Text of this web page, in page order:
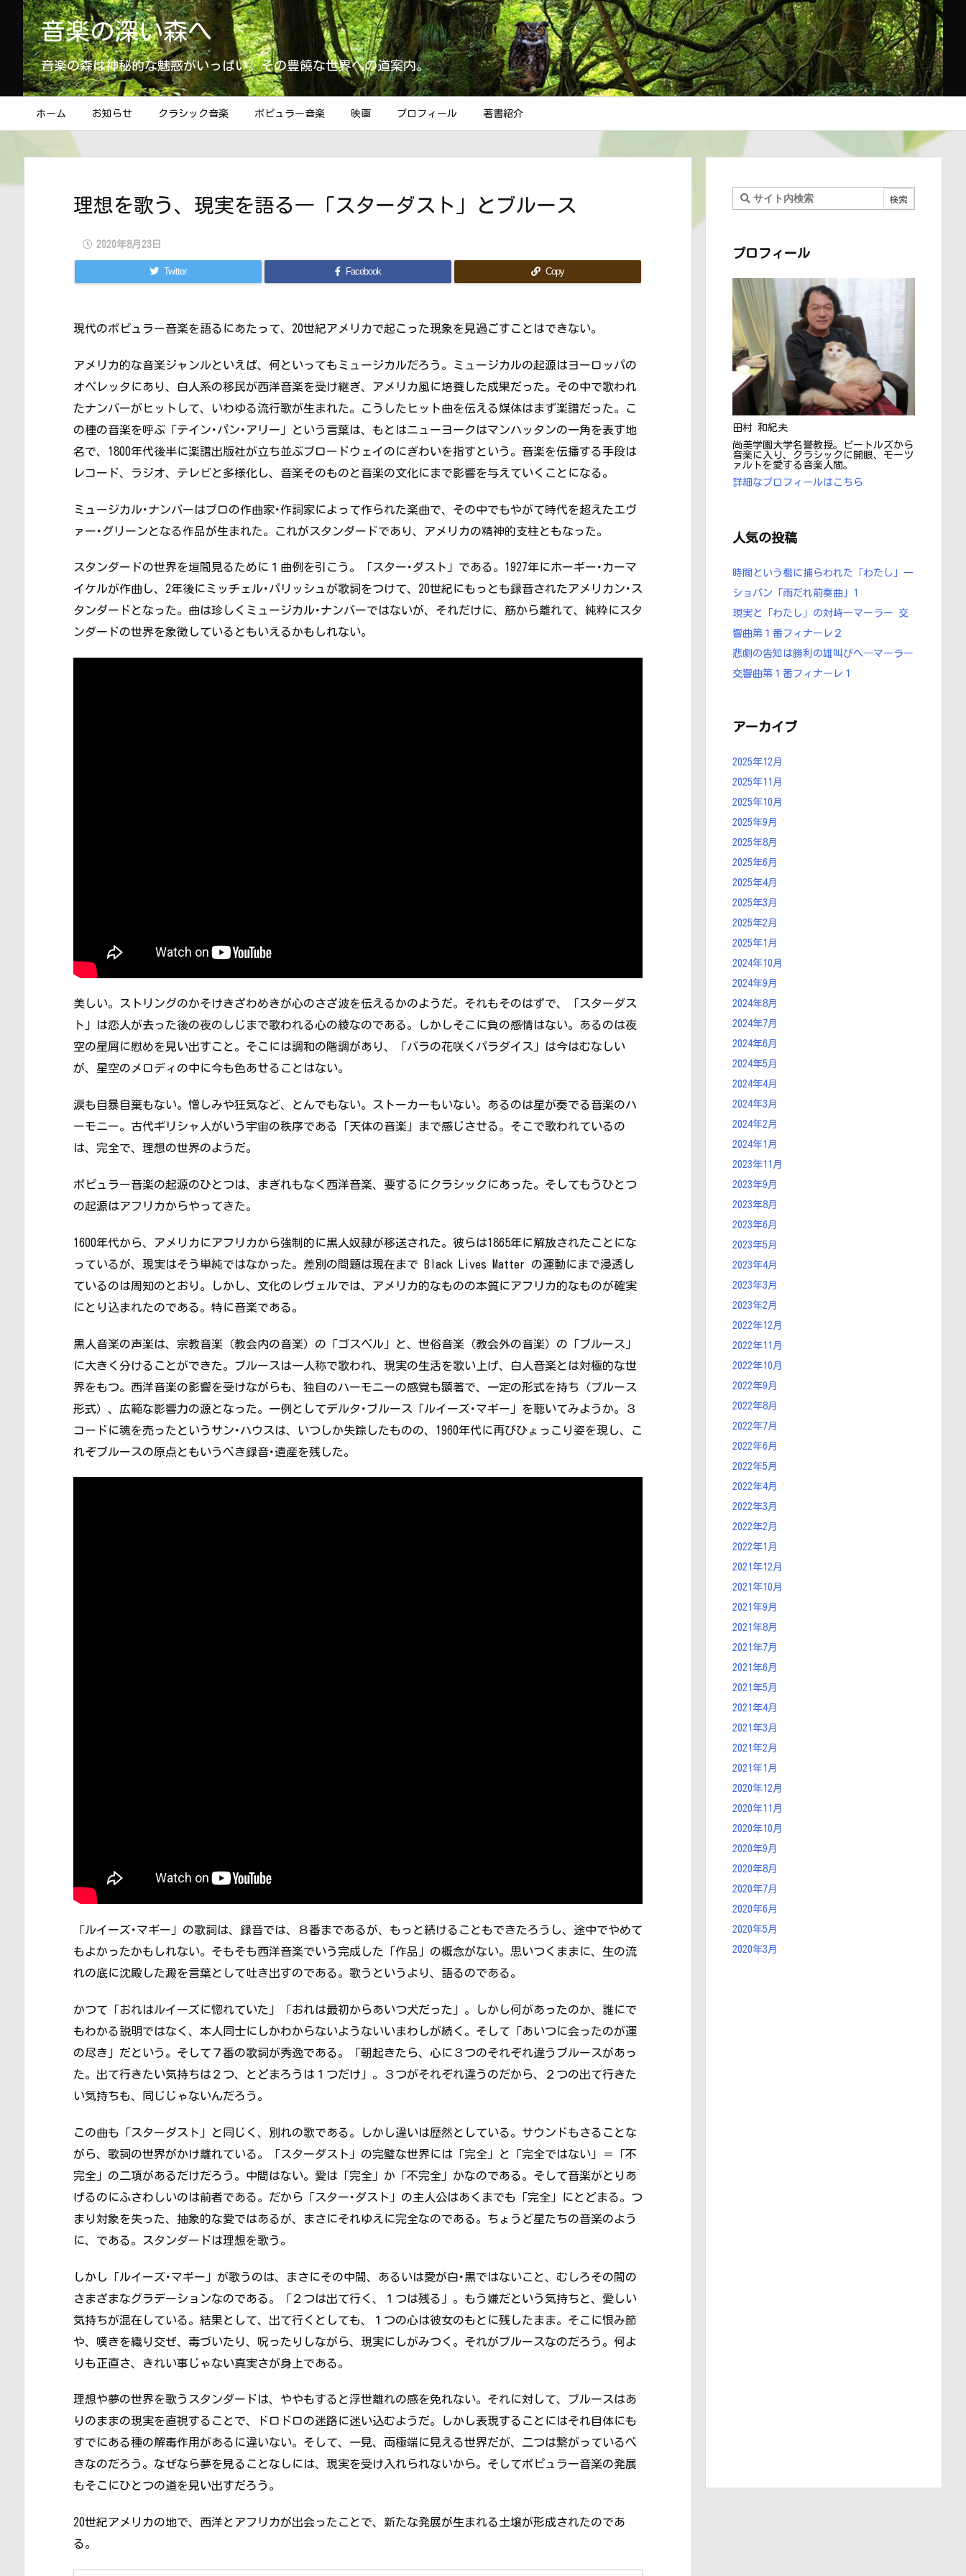
音楽の深い森へ
音楽の森は神秘的な魅惑がいっぱい。その豊饒な世界への道案内。
ホーム お知らせ クラシック音楽 ポピュラー音楽 映画 プロフィール 著書紹介
理想を歌う、現実を語る―「スターダスト」とブルース
2020年8月23日
Twitter Facebook Copy
現代のポピュラー音楽を語るにあたって、20世紀アメリカで起こった現象を見過ごすことはできない。
アメリカ的な音楽ジャンルといえば、何といってもミュージカルだろう。ミュージカルの起源はヨーロッパの
オペレッタにあり、白人系の移民が西洋音楽を受け継ぎ、アメリカ風に培養した成果だった。その中で歌われ
たナンバーがヒットして、いわゆる流行歌が生まれた。こうしたヒット曲を伝える媒体はまず楽譜だった。こ
の種の音楽を呼ぶ「テイン･パン･アリー」という言葉は、もとはニューヨークはマンハッタンの一角を表す地
名で、1800年代後半に楽譜出版社が立ち並ぶブロードウェイのにぎわいを指すという。音楽を伝播する手段は
レコード、ラジオ、テレビと多様化し、音楽そのものと音楽の文化にまで影響を与えていくことになる。
ミュージカル･ナンバーはプロの作曲家･作詞家によって作られた楽曲で、その中でもやがて時代を超えたエヴ
ァー･グリーンとなる作品が生まれた。これがスタンダードであり、アメリカの精神的支柱ともなった。
スタンダードの世界を垣間見るために１曲例を引こう。「スター･ダスト」である。1927年にホーギー･カーマ
イケルが作曲し、2年後にミッチェル･パリッシュが歌詞をつけて、20世紀にもっとも録音されたアメリカン･ス
タンダードとなった。曲は珍しくミュージカル･ナンバーではないが、それだけに、筋から離れて、純粋にスタ
ンダードの世界を象徴しているともいえるかもしれない。
美しい。ストリングのかそけきざわめきが心のさざ波を伝えるかのようだ。それもそのはずで、「スターダス
ト」は恋人が去った後の夜のしじまで歌われる心の綾なのである。しかしそこに負の感情はない。あるのは夜
空の星屑に慰めを見い出すこと。そこには調和の階調があり、「バラの花咲くパラダイス」は今はむなしい
が、星空のメロディの中に今も色あせることはない。
涙も自暴自棄もない。憎しみや狂気など、とんでもない。ストーカーもいない。あるのは星が奏でる音楽のハ
ーモニー。古代ギリシャ人がいう宇宙の秩序である「天体の音楽」まで感じさせる。そこで歌われているの
は、完全で、理想の世界のようだ。
ポピュラー音楽の起源のひとつは、まぎれもなく西洋音楽、要するにクラシックにあった。そしてもうひとつ
の起源はアフリカからやってきた。
1600年代から、アメリカにアフリカから強制的に黒人奴隷が移送された。彼らは1865年に解放されたことにな
っているが、現実はそう単純ではなかった。差別の問題は現在まで Black Lives Matter の運動にまで浸透し
ているのは周知のとおり。しかし、文化のレヴェルでは、アメリカ的なものの本質にアフリカ的なものが確実
にとり込まれたのである。特に音楽である。
黒人音楽の声楽は、宗教音楽（教会内の音楽）の「ゴスペル」と、世俗音楽（教会外の音楽）の「ブルース」
に大きく分けることができた。ブルースは一人称で歌われ、現実の生活を歌い上げ、白人音楽とは対極的な世
界をもつ。西洋音楽の影響を受けながらも、独自のハーモニーの感覚も顕著で、一定の形式を持ち（ブルース
形式）、広範な影響力の源となった。一例としてデルタ･ブルース「ルイーズ･マギー」を聴いてみようか。３
コードに魂を売ったというサン･ハウスは、いつしか失踪したものの、1960年代に再びひょっこり姿を現し、こ
れぞブルースの原点ともいうべき録音･遺産を残した。
「ルイーズ･マギー」の歌詞は、録音では、８番まであるが、もっと続けることもできたろうし、途中でやめて
もよかったかもしれない。そもそも西洋音楽でいう完成した「作品」の概念がない。思いつくままに、生の流
れの底に沈殿した澱を言葉として吐き出すのである。歌うというより、語るのである。
かつて「おれはルイーズに惚れていた」「おれは最初からあいつ犬だった」。しかし何があったのか、誰にで
もわかる説明ではなく、本人同士にしかわからないようないいまわしが続く。そして「あいつに会ったのが運
の尽き」だという。そして７番の歌詞が秀逸である。「朝起きたら、心に３つのそれぞれ違うブルースがあっ
た。出て行きたい気持ちは２つ、とどまろうは１つだけ」。３つがそれぞれ違うのだから、２つの出て行きた
い気持ちも、同じじゃないんだろう。
この曲も「スターダスト」と同じく、別れの歌である。しかし違いは歴然としている。サウンドもさることな
がら、歌詞の世界がかけ離れている。「スターダスト」の完璧な世界には「完全」と「完全ではない」＝「不
完全」の二項があるだけだろう。中間はない。愛は「完全」か「不完全」かなのである。そして音楽がとりあ
げるのにふさわしいのは前者である。だから「スター･ダスト」の主人公はあくまでも「完全」にとどまる。つ
まり対象を失った、抽象的な愛ではあるが、まさにそれゆえに完全なのである。ちょうど星たちの音楽のよう
に、である。スタンダードは理想を歌う。
しかし「ルイーズ･マギー」が歌うのは、まさにその中間、あるいは愛が白･黒ではないこと、むしろその間の
さまざまなグラデーションなのである。「２つは出て行く、１つは残る」。もう嫌だという気持ちと、愛しい
気持ちが混在している。結果として、出て行くとしても、１つの心は彼女のもとに残したまま。そこに恨み節
や、嘆きを織り交ぜ、毒づいたり、呪ったりしながら、現実にしがみつく。それがブルースなのだろう。何よ
りも正直さ、きれい事じゃない真実さが身上である。
理想や夢の世界を歌うスタンダードは、ややもすると浮世離れの感を免れない。それに対して、ブルースはあ
りのままの現実を直視することで、ドロドロの迷路に迷い込むようだ。しかし表現することにはそれ自体にも
すでにある種の解毒作用があるに違いない。そして、一見、両極端に見える世界だが、二つは繋がっているべ
きなのだろう。なぜなら夢を見ることなしには、現実を受け入れられないから。そしてポピュラー音楽の発展
もそこにひとつの道を見い出すだろう。
20世紀アメリカの地で、西洋とアフリカが出会ったことで、新たな発展が生まれる土壌が形成されたのであ
る。
プロフィール
田村 和紀夫
尚美学園大学名誉教授。ビートルズから
音楽に入り、クラシックに開眼、モーツ
ァルトを愛する音楽人間。
詳細なプロフィールはこちら
人気の投稿
時間という檻に捕らわれた「わたし」―
ショパン ｢雨だれ前奏曲」1
現実と「わたし」の対峙―マーラー 交
響曲第１番フィナーレ２
悲劇の告知は勝利の雄叫びへ―マーラー
交響曲第１番フィナーレ１
アーカイブ
2025年12月
2025年11月
2025年10月
2025年9月
2025年8月
2025年6月
2025年4月
2025年3月
2025年2月
2025年1月
2024年10月
2024年9月
2024年8月
2024年7月
2024年6月
2024年5月
2024年4月
2024年3月
2024年2月
2024年1月
2023年11月
2023年9月
2023年8月
2023年6月
2023年5月
2023年4月
2023年3月
2023年2月
2022年12月
2022年11月
2022年10月
2022年9月
2022年8月
2022年7月
2022年6月
2022年5月
2022年4月
2022年3月
2022年2月
2022年1月
2021年12月
2021年10月
2021年9月
2021年8月
2021年7月
2021年6月
2021年5月
2021年4月
2021年3月
2021年2月
2021年1月
2020年12月
2020年11月
2020年10月
2020年9月
2020年8月
2020年7月
2020年6月
2020年5月
2020年3月